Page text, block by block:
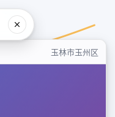
玉林市玉州区